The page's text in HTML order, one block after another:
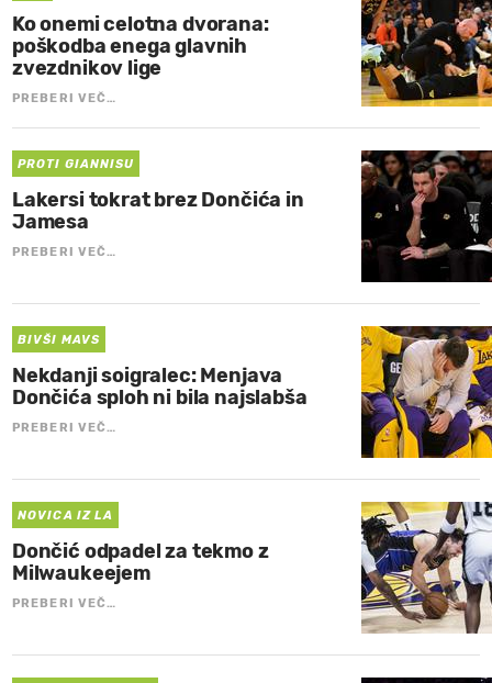
Ko onemi celotna dvorana:
poškodba enega glavnih
zvezdnikov lige
PREBERI VEČ…
PROTI GIANNISU
Lakersi tokrat brez Dončića in
Jamesa
PREBERI VEČ…
BIVŠI MAVS
Nekdanji soigralec: Menjava
Dončića sploh ni bila najslabša
PREBERI VEČ…
NOVICA IZ LA
Dončić odpadel za tekmo z
Milwaukeejem
PREBERI VEČ…